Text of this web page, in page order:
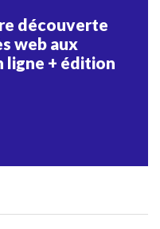
découverte
web aux
ligne + édition